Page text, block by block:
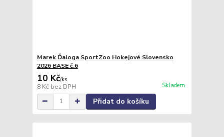
Marek Ďaloga SportZoo Hokejové Slovensko
2026 BASE č.6
10 Kč/ks
8 Kč bez DPH Skladem
Přidat do košíku